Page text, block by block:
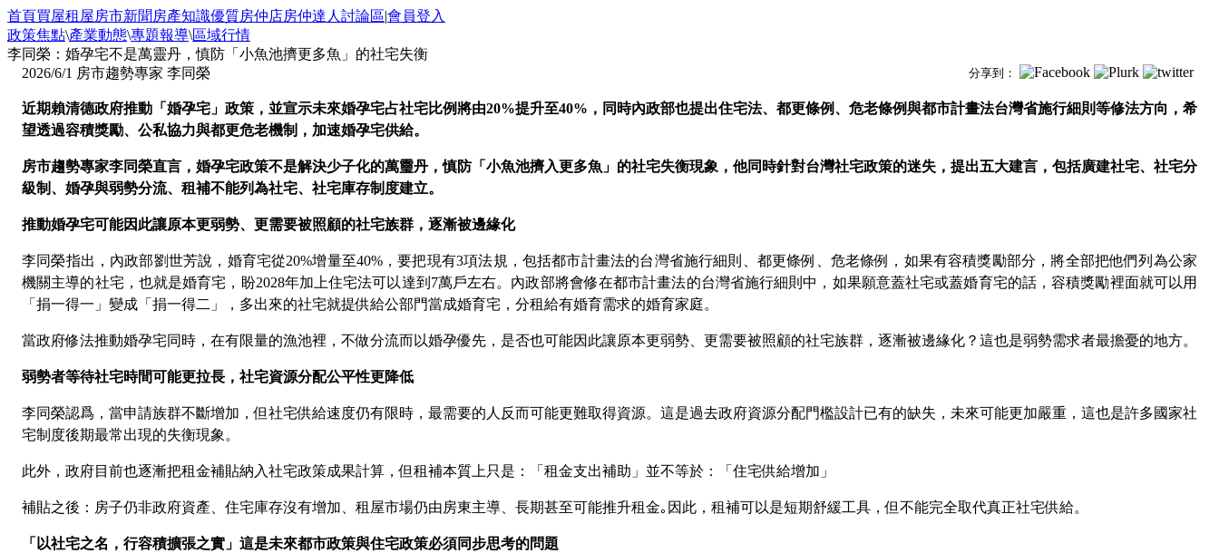
首頁買屋租屋房市新聞 房產知識優質房仲店房仲達人 討論區|會員登入
政策焦點\產業動態\專題報導\區域行情
李同榮：婚孕宅不是萬靈丹，慎防「小魚池擠更多魚」的社宅失衡
分享到：
2026/6/1 房市趨勢專家 李同榮
近期賴清德政府推動「婚孕宅」政策，並宣示未來婚孕宅占社宅比例將由20%提升至40% ，同時內政部也提出住宅法、都更條例、危老條例與都市計畫法台灣省施行細則等修法方向，希
望透過容積獎勵、公私協力與都更危老機制，加速婚孕宅供給。
房市趨勢專家李同榮直言，婚孕宅政策不是解決少子化的萬𩆜丹 ，慎防「小魚池擠入更多魚」的社宅失衡現象，他同時針對台灣社宅政策的迷失，提出五大建言，包括廣建社宅、社宅分
級制、婚孕與弱勢分流、租補不能列為社宅、社宅庫存制度建立。
推動婚孕宅可能因此讓原本更弱勢、更需要被照顧的社宅族群，逐漸被邊緣化
李同榮指出，內政部劉世芳說，婚育宅從20%增量至40%，要把現有3項法規，包括都市計畫法的台灣省施行細則、都更條例、危老條例，如果有容積獎勵部分，將全部把他們列為公家
機關主導的社宅，也就是婚育宅，盼2028年加上住宅法可以達到 7萬戶左右。內政部將會修在都市計畫法的台灣省施行細則中，如果願意蓋社宅或蓋婚育宅的話，容積獎勵裡面就可以用
「捐一得一」變成「捐一得二」，多出來的社宅就提供給公部門當成婚育宅，分租給有婚育需求的婚育家庭。
當政府修法推動婚孕宅同時，在有限量的漁池裡，不做分流而以婚孕優先，是否也可能因此讓原本更弱勢、更需要被照顧的社宅族群，逐漸被邊緣化？這也是弱勢需求者最擔憂的地方。
弱勢者等待社宅時間可能更拉長，社宅資源分配公平性更降低
李同榮認爲，當申請族群不斷增加，但社宅供給速度仍有限時，最需要的人反而可能更難取得資源。這是過去政府資源分配門檻設計已有的缺失，未來可能更加嚴重，這也是許多國家社
宅制度後期最常出現的失衡現象。
此外，政府目前也逐漸把租金補貼納入社宅政策成果計算，但租補本質上只是：「租金支出補助」並不等於：「住宅供給增加」
補貼之後：房子仍非政府資產、住宅庫存沒有增加、租屋市場仍由房東主導、長期甚至可能推升租金｡因此，租補可以是短期舒緩工具，但不能完全取代真正社宅供給。
「以社宅之名，行容積擴張之實」這是未來都市政策與住宅政策必須同步思考的問題